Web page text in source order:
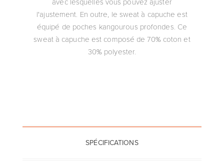
l'ajustement. En outre, le sweat à capuche est
équipé de poches kangourous profondes. Ce
sweat à capuche est composé de 70% coton et
30% polyester.
SPÉCIFICATIONS